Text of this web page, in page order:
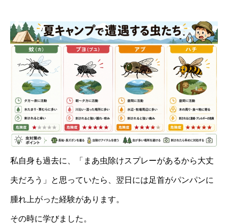
私自身も過去に、「まあ虫除けスプレーがあるから大丈
夫だろう」と思っていたら、翌日には足首がパンパンに
腫れ上がった経験があります。
その時に学びました。